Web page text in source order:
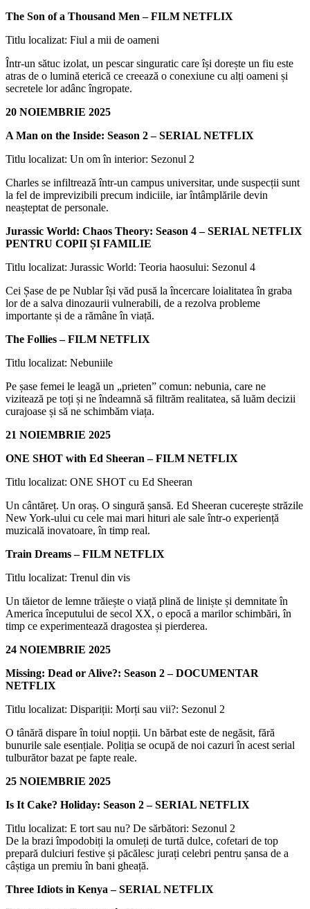
The Son of a Thousand Men – FILM NETFLIX
Titlu localizat: Fiul a mii de oameni
Într-un sătuc izolat, un pescar singuratic care își dorește un fiu este
atras de o lumină eterică ce creează o conexiune cu alți oameni și
secretele lor adânc îngropate.
20 NOIEMBRIE 2025
A Man on the Inside: Season 2 – SERIAL NETFLIX
Titlu localizat: Un om în interior: Sezonul 2
Charles se infiltrează într-un campus universitar, unde suspecții sunt
la fel de imprevizibili precum indiciile, iar întâmplările devin
neașteptat de personale.
Jurassic World: Chaos Theory: Season 4 – SERIAL NETFLIX
PENTRU COPII ȘI FAMILIE
Titlu localizat: Jurassic World: Teoria haosului: Sezonul 4
Cei Șase de pe Nublar își văd pusă la încercare loialitatea în graba
lor de a salva dinozaurii vulnerabili, de a rezolva probleme
importante și de a rămâne în viață.
The Follies – FILM NETFLIX
Titlu localizat: Nebuniile
Pe șase femei le leagă un „prieten” comun: nebunia, care ne
vizitează pe toți și ne îndeamnă să filtrăm realitatea, să luăm decizii
curajoase și să ne schimbăm viața.
21 NOIEMBRIE 2025
ONE SHOT with Ed Sheeran – FILM NETFLIX
Titlu localizat: ONE SHOT cu Ed Sheeran
Un cântăreț. Un oraș. O singură șansă. Ed Sheeran cucerește străzile
New York-ului cu cele mai mari hituri ale sale într-o experiență
muzicală inovatoare, în timp real.
Train Dreams – FILM NETFLIX
Titlu localizat: Trenul din vis
Un tăietor de lemne trăiește o viață plină de liniște și demnitate în
America începutului de secol XX, o epocă a marilor schimbări, în
timp ce experimentează dragostea și pierderea.
24 NOIEMBRIE 2025
Missing: Dead or Alive?: Season 2 – DOCUMENTAR
NETFLIX
Titlu localizat: Dispariții: Morți sau vii?: Sezonul 2
O tânără dispare în toiul nopții. Un bărbat este de negăsit, fără
bunurile sale esențiale. Poliția se ocupă de noi cazuri în acest serial
tulburător bazat pe fapte reale.
25 NOIEMBRIE 2025
Is It Cake? Holiday: Season 2 – SERIAL NETFLIX
Titlu localizat: E tort sau nu? De sărbători: Sezonul 2
De la brazi împodobiți la omuleți de turtă dulce, cofetari de top
prepară dulciuri festive și păcălesc jurați celebri pentru șansa de a
câștiga un premiu în bani gheață.
Three Idiots in Kenya – SERIAL NETFLIX